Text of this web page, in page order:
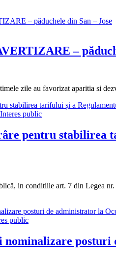
–
zile au favorizat aparitia si
Interes public
pentru stabilirea
in conditiile art. 7 din Legea
public
nominalizare